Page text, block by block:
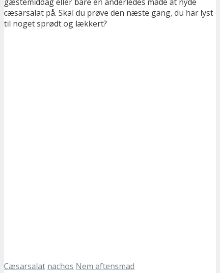
cæsarsalat på. Skal du prøve den næste gang, du har lyst
til noget sprødt og lækkert?
Cæsarsalat nachos Nem aftensmad